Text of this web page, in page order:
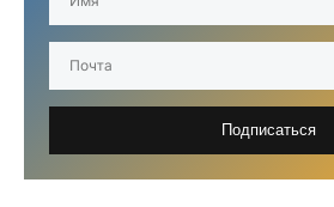
Подписаться